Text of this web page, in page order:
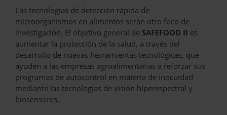
Las tecnologías de detección rápida de
microorganismos en alimentos serán otro foco de
investigación. El objetivo general de SAFEFOOD II es
aumentar la protección de la salud, a través del
desarrollo de nuevas herramientas tecnológicas, que
ayuden a las empresas agroalimentarias a reforzar sus
programas de autocontrol en materia de inocuidad
mediante las tecnologías de visión hiperespectral y
biosensores.